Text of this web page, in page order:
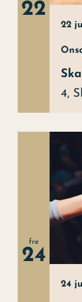
22
22
4,
fre
24
24